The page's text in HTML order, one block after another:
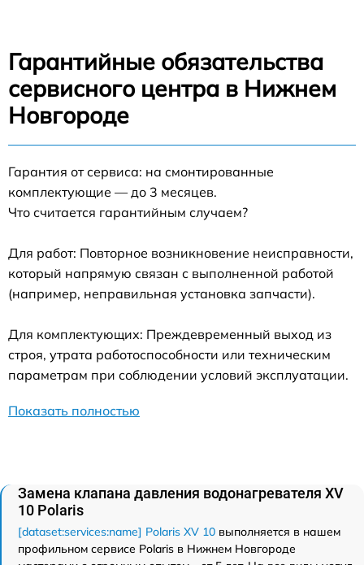
Гарантийные обязательства
сервисного центра в Нижнем
Новгороде
Гарантия от сервиса: на смонтированные
комплектующие — до 3 месяцев.
Что считается гарантийным случаем?
Для работ: Повторное возникновение неисправности,
который напрямую связан с выполненной работой
(например, неправильная установка запчасти).
Для комплектующих: Преждевременный выход из
строя, утрата работоспособности или техническим
параметрам при соблюдении условий эксплуатации.
Показать полностью
Замена клапана давления водонагревателя XV
10 Polaris
[dataset:services:name] Polaris XV 10 выполняется в нашем
профильном сервисе Polaris в Нижнем Новгороде